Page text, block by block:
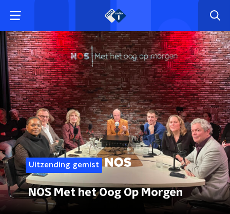
Uitzending gemist
NOS Met het Oog Op Morgen